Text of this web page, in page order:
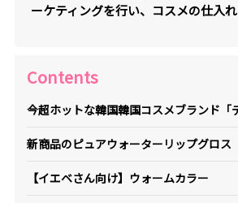
ーケティングを行い、コスメの仕入
在はさらに韓国美容を学ぶべく韓国
で幅広く韓国コスメを熟知。自身のイ
（＠mayu_tae52
Contents
今超ホットな韓国韓国コスメブランド「
新商品のピュアウォーターリップグロス
【イエベさん向け】ウォームカラー